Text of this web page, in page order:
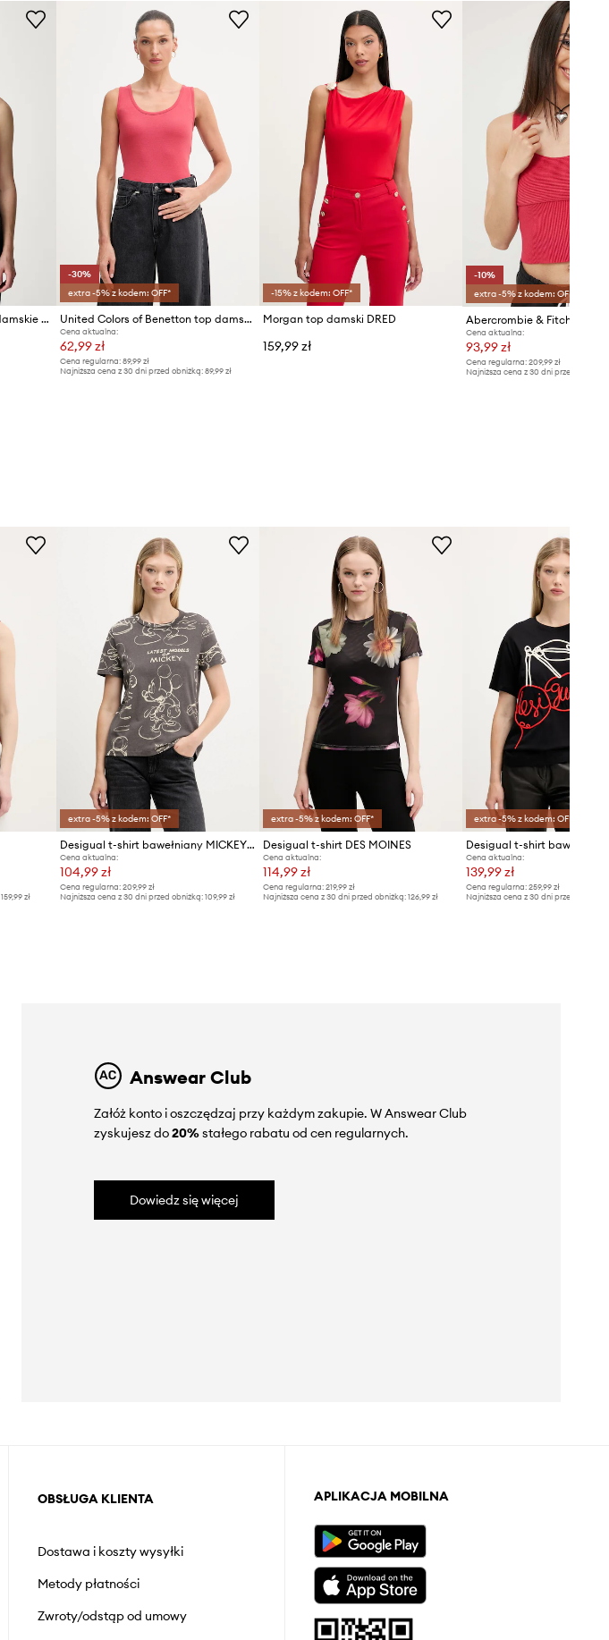
ID Produktu
Karl Lagerfeld Jeans body damskie z bawełną
-30%
extra -5% z kodem: OFF*
United Colors of Benetton top damski bawełniany
Cena aktualna:
62,99 zł
Cena regularna: 89,99 zł
Najniższa cena z 30 dni przed obniżką: 89,99 zł
-15% z kodem: OFF*
Morgan top damski DRED
159,99 zł
-10%
extra -5% z kodem: OFF*
Abercrombie & Fitch top
Cena aktualna:
93,99 zł
Cena regularna: 209,99 zł
Najniższa cena z 30 dni przed obniżką:
159,99 zł
extra -5% z kodem: OFF*
Desigual t-shirt bawełniany MICKEY SKETCH
Cena aktualna:
104,99 zł
Cena regularna: 209,99 zł
Najniższa cena z 30 dni przed obniżką: 109,99 zł
extra -5% z kodem: OFF*
Desigual t-shirt DES MOINES
Cena aktualna:
114,99 zł
Cena regularna:219,99 zł
Najniższa cena z 30 dni przed obniżką:126,99 zł
extra -5% z kodem: OFF*
Desigual t-shirt
Cena aktualna:
139,99 zł
Cena regularna: 259,99 zł
Najniższa cena z 30 dni przed obniżką:
Answear Club
Załóż konto i oszczędzaj przy każdym zakupie. W Answear Club
zyskujesz do20%stałego rabatu od cen regularnych.
Dowiedz się więcej
OBSŁUGA KLIENTA
Dostawa i koszty wysyłki
Metody płatności
Zwroty/odstąp od umowy
APLIKACJA MOBILNA